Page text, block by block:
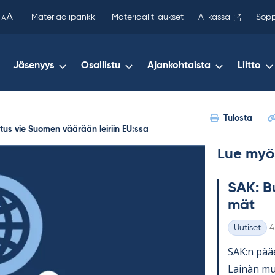
AA Materiaalipankki Materiaalitilaukset A-kassa
Jäsenyys Osallistu Ajankohtaista Liitto
vie Suomen väärään leiriin EU:ssa
Tulosta
Lue
SAK:
mät
Kategoriat
Uutiset
SAK:n
Lainàn
copied
your
clipboard.)